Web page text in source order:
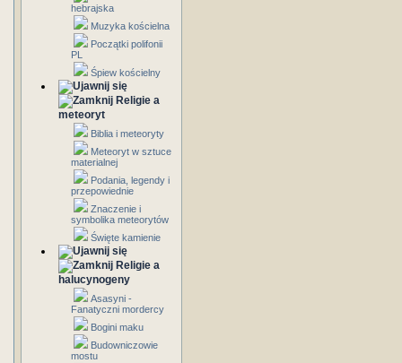
hebrajska
Muzyka kościelna
Początki polifonii
PL
Śpiew kościelny
Religie a
meteoryt
Biblia i meteoryty
Meteoryt w sztuce
materialnej
Podania, legendy i
przepowiednie
Znaczenie i
symbolika meteorytów
Święte kamienie
Religie a
halucynogeny
Asasyni -
Fanatyczni mordercy
Bogini maku
Budowniczowie
mostu